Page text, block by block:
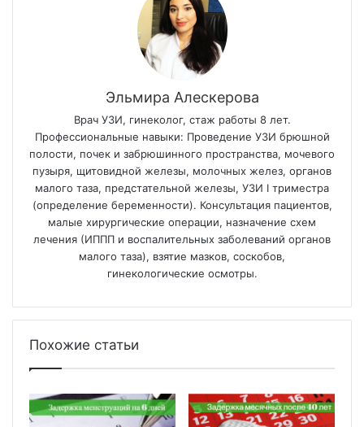
Эльмира Алескерова
Врач УЗИ, гинеколог, стаж работы 8 лет.
Профессиональные навыки: Проведение УЗИ брюшной
полости, почек и забрюшинного пространства, мочевого
пузыря, щитовидной железы, молочных желез, органов
малого таза, предстательной железы, УЗИ I триместра
(определение беременности). Консультация пациентов,
малые хирургические операции, назначение схем
лечения (ИППП и воспалительных заболеваний органов
малого таза), взятие мазков, соскобов,
гинекологические осмотры.
Похожие статьи